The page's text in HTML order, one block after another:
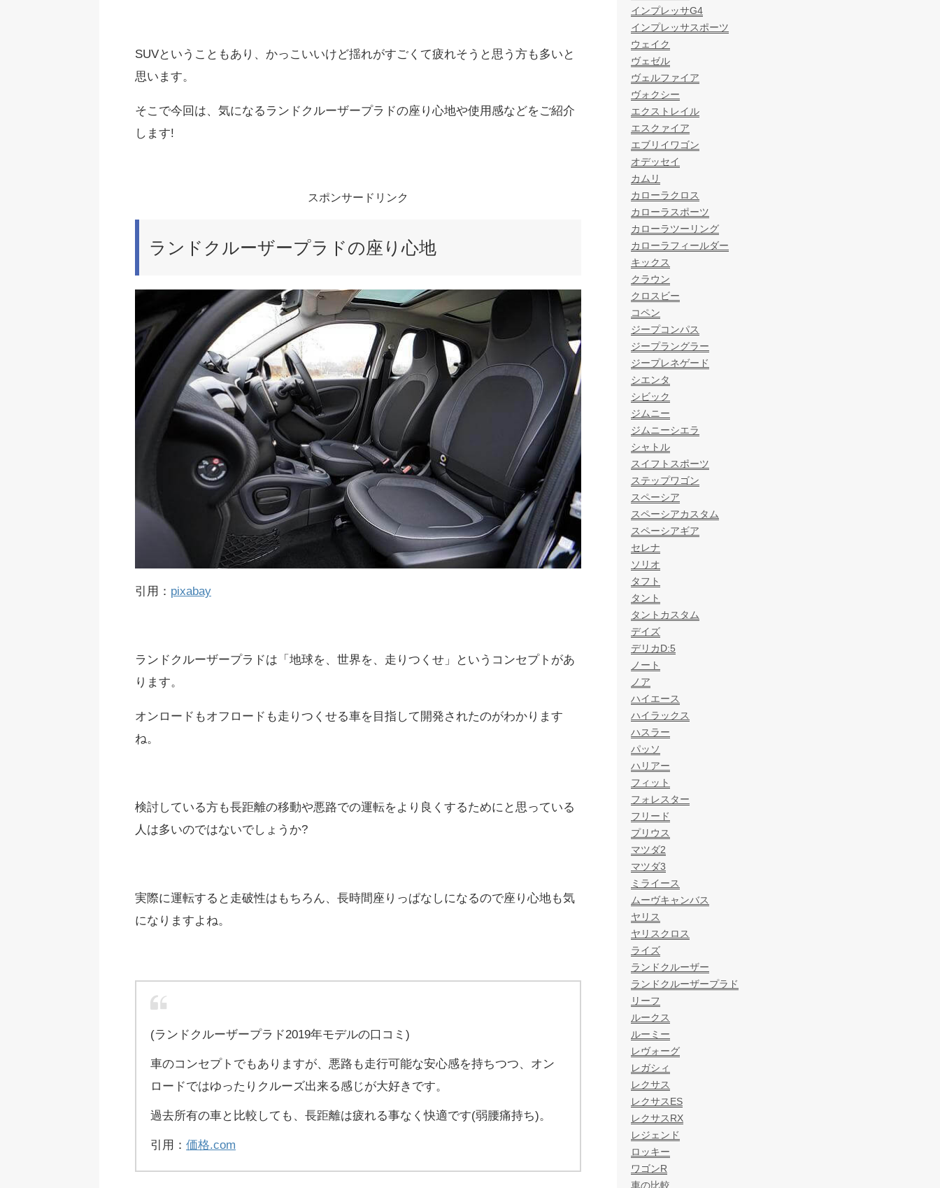
SUVということもあり、かっこいいけど揺れがすごくて疲れそうと思う方も多いと
思います。
そこで今回は、気になるランドクルーザープラドの座り心地や使用感などをご紹介
します!
スポンサードリンク
ランドクルーザープラドの座り心地
引用： pixabay
ランドクルーザープラドは「地球を、世界を、走りつくせ」というコンセプトがあ
ります。
オンロードもオフロードも走りつくせる車を目指して開発されたのがわかります
ね。
検討している方も長距離の移動や悪路での運転をより良くするためにと思っている
人は多いのではないでしょうか?
実際に運転すると走破性はもちろん、長時間座りっぱなしになるので座り心地も気
になりますよね。
(ランドクルーザープラド2019年モデルの口コミ)
車のコンセプトでもありますが、悪路も走行可能な安心感を持ちつつ、オン
ロードではゆったりクルーズ出来る感じが大好きです。
過去所有の車と比較しても、長距離は疲れる事なく快適です(弱腰痛持ち)。
引用： 価格.com
インプレッサG4
インプレッサスポーツ
ウェイク
ヴェゼル
ヴェルファイア
ヴォクシー
エクストレイル
エスクァイア
エブリイワゴン
オデッセイ
カムリ
カローラクロス
カローラスポーツ
カローラツーリング
カローラフィールダー
キックス
クラウン
クロスビー
コペン
ジープコンパス
ジープラングラー
ジープレネゲード
シエンタ
シビック
ジムニー
ジムニーシエラ
シャトル
スイフトスポーツ
ステップワゴン
スペーシア
スペーシアカスタム
スペーシアギア
セレナ
ソリオ
タフト
タント
タントカスタム
デイズ
デリカD:5
ノート
ノア
ハイエース
ハイラックス
ハスラー
パッソ
ハリアー
フィット
フォレスター
フリード
プリウス
マツダ2
マツダ3
ミライース
ムーヴキャンバス
ヤリス
ヤリスクロス
ライズ
ランドクルーザー
ランドクルーザープラド
リーフ
ルークス
ルーミー
レヴォーグ
レガシィ
レクサス
レクサスES
レクサスRX
レジェンド
ロッキー
ワゴンR
車の比較